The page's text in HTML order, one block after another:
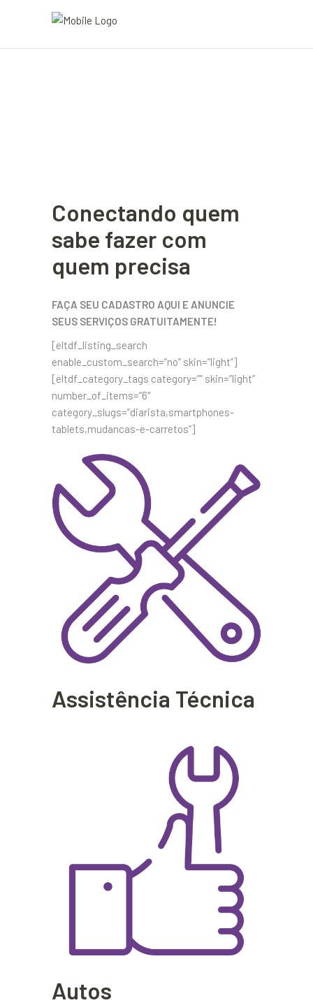
Conectando quem
sabe fazer com
quem precisa
FAÇA SEU CADASTRO AQUI E ANUNCIE
SEUS SERVIÇOS GRATUITAMENTE!
[eltdf_listing_search
enable_custom_search=”no” skin=”light”]
[eltdf_category_tags category=”” skin=”light”
number_of_items=”6″
category_slugs=”diarista,smartphones-
tablets,mudancas-e-carretos”]
Assistência Técnica
Autos